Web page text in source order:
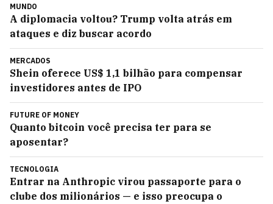
MUNDO
A diplomacia voltou? Trump volta atrás em
ataques e diz buscar acordo
MERCADOS
Shein oferece US$ 1,1 bilhão para compensar
investidores antes de IPO
FUTURE OF MONEY
Quanto bitcoin você precisa ter para se
aposentar?
TECNOLOGIA
Entrar na Anthropic virou passaporte para o
clube dos milionários — e isso preocupa o